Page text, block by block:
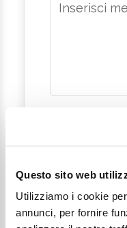
Questo sito web
Utilizziamo i cookie
annunci, per fornire
Desidero
Acconsento
della